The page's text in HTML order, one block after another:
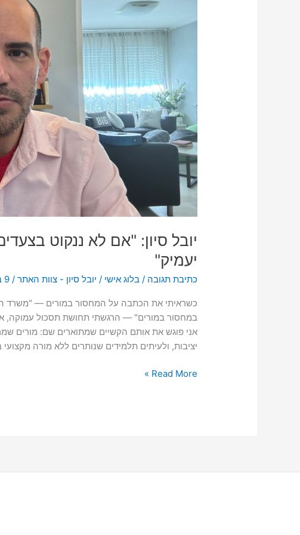
יובל סיון: "אם לא ננקוט
יעמיק"
כתיבת תגובה /בלוג אישי / יובל סיון - צוות האתר/9 באוקטובר 2025
כשראיתי את הכתבה על המחסור במורים — "משרד
במחסור במורים" — הרגשתי תחושת תסכול עמוקה, אך
אני פוגש את אותם הקשיים שמתוארים שם: מורים
יציבות, ולעיתים תלמידים שנותרים ללא מורה
היום
יעמיק"
Read More »